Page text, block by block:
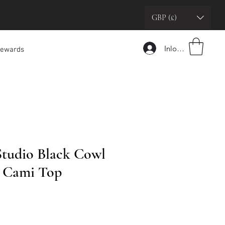
GBP (£)
Inloggen
Black Cowl
Top